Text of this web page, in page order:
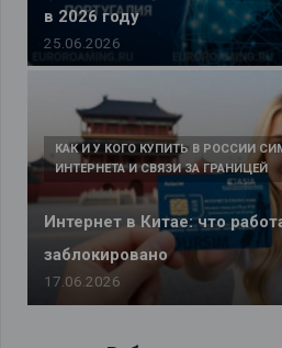
в 2026 году
25.06.2026
Интернет в Китае: что
заблокировано
КАК И У КОГО КУПИТЬ В РОССИИ
ИНТЕРНЕТА И СВЯЗИ ЗА ГРАНИЦЕЙ
17.06.2026